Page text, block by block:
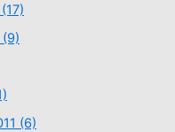
(17)
(9)
(6)